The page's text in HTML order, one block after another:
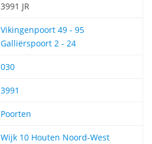
3991 JR
Vikingenpoort 49 - 95
Galliërspoort 2 - 24
030
3991
Poorten
Wijk 10 Houten Noord-West